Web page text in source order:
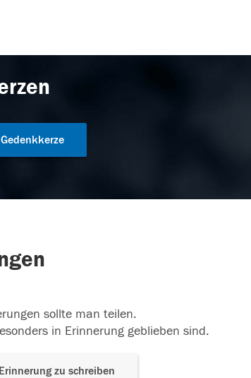
sollte man teilen.
in Erinnerung geblieben sind.
zu schreiben